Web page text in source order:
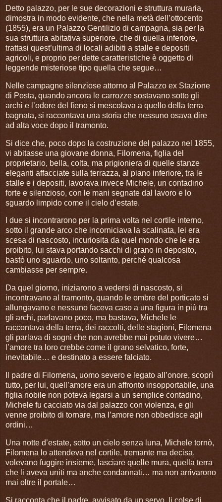
Detto palazzo, per le sue decorazioni e struttura muraria,
dimostra in modo evidente, che nella metà dell’ottocento
(1855), era un Palazzo Gentilizio di campagna, sia per la
sua struttura abitativa superiore, che di quella inferiore,
trattasi quest’ultima di locali adibiti a stalle e depositi
agricoli, e proprio per dette caratteristiche è oggetto di
leggende misteriose tipo quella che segue…
Nelle campagne silenziose attorno al Palazzo ex Stazione
di Posta, quando ancora le carrozze sostavano sotto gli
archi e l’odore del fieno si mescolava a quello della terra
bagnata, si raccontava una storia che nessuno osava dire
ad alta voce dopo il tramonto.
Si dice che, poco dopo la costruzione del palazzo nel 1855,
vi abitasse una giovane donna, Filomena, figlia del
proprietario, bella, colta, ma prigioniera di quelle stanze
eleganti affacciate sulla terrazza, al piano inferiore, tra le
stalle e i depositi, lavorava invece Michele, un contadino
forte e silenzioso, con le mani segnate dal lavoro e lo
sguardo limpido come il cielo d’estate.
I due si incontrarono per la prima volta nel cortile interno,
sotto il grande arco che incorniciava la scalinata, lei era
scesa di nascosto, incuriosita da quel mondo che le era
proibito, lui stava portando sacchi di grano in deposito,
bastò uno sguardo, uno soltanto, perché qualcosa
cambiasse per sempre.
Da quel giorno, iniziarono a vedersi di nascosto, si
incontravano al tramonto, quando le ombre del porticato si
allungavano e nessuno faceva caso a una figura in più tra
gli archi, parlavano poco, ma bastava, Michele le
raccontava della terra, dei raccolti, delle stagioni, Filomena
gli parlava di sogni che non avrebbe mai potuto vivere…
l’amore tra loro crebbe come il grano selvatico, forte,
inevitabile… e destinato a essere falciato.
Il padre di Filomena, uomo severo e legato all’onore, scoprì
tutto, per lui, quell’amore era un affronto insopportabile, una
figlia nobile non poteva legarsi a un semplice contadino,
Michele fu cacciato via dal palazzo con violenza, e gli
venne proibito di tornare, ma l’amore non obbedisce agli
ordini…
Una notte d’estate, sotto un cielo senza luna, Michele tornò,
Filomena lo attendeva nel cortile, tremante ma decisa,
volevano fuggire insieme, lasciare quelle mura, quella terra
che li aveva uniti ma anche condannati… ma non arrivarono
mai oltre il portale…
Si racconta che il padre, avvisato da un servo, li colse di